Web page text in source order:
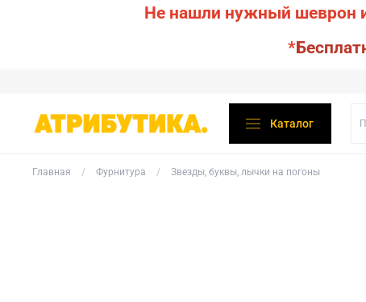
Не нашли нужный шеврон
*
Каталог
Главная Фурнитура Звезды, буквы, лычки на погоны